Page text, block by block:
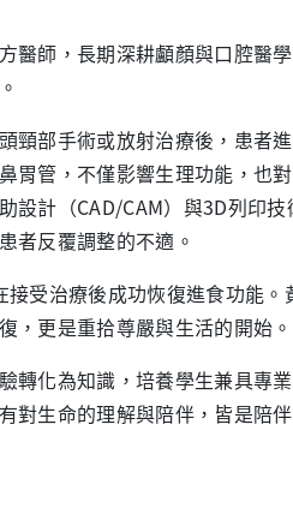
醫師，長期深耕顱顏與口腔醫
頸部手術或放射治療後，患者
胃管，不僅影響生理功能，也
設計（CAD/CAM）與3D列印
者反覆調整的不適。
受治療後成功恢復進食功能
，更是重拾尊嚴與生活的開始。
轉化為知識，培養學生兼具專
對生命的理解與陪伴 ，皆是陪